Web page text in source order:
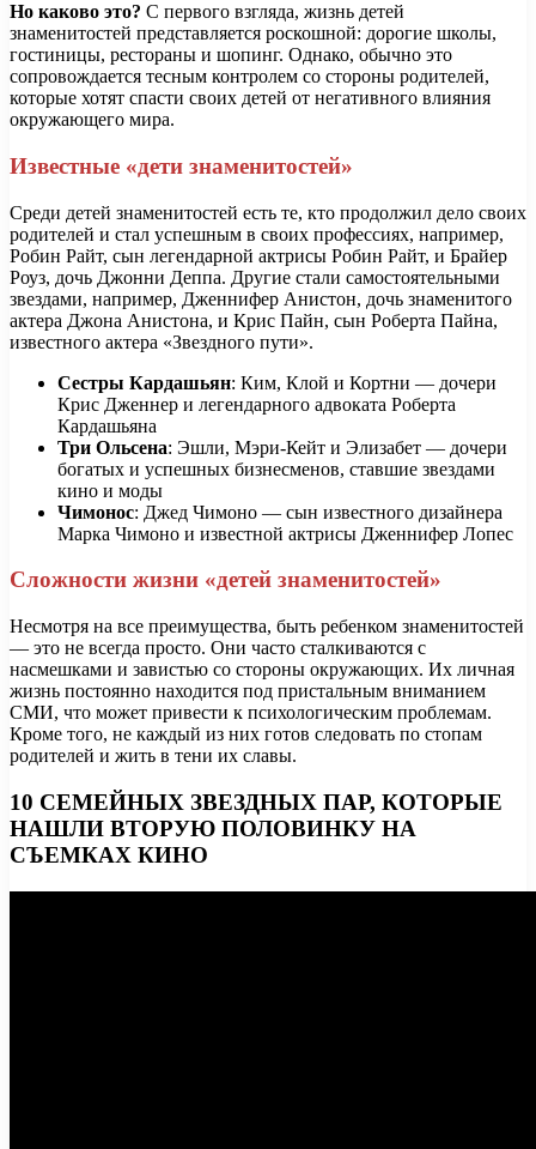
Но каково это? С первого взгляда, жизнь детей
знаменитостей представляется роскошной: дорогие школы,
гостиницы, рестораны и шопинг. Однако, обычно это
сопровождается тесным контролем со стороны родителей,
которые хотят спасти своих детей от негативного влияния
окружающего мира.
Известные «дети знаменитостей»
Среди детей знаменитостей есть те, кто продолжил дело своих
родителей и стал успешным в своих профессиях, например,
Робин Райт, сын легендарной актрисы Робин Райт, и Брайер
Роуз, дочь Джонни Деппа. Другие стали самостоятельными
звездами, например, Дженнифер Анистон, дочь знаменитого
актера Джона Анистона, и Крис Пайн, сын Роберта Пайна,
известного актера «Звездного пути».
Сестры Кардашьян: Ким, Клой и Кортни — дочери
Крис Дженнер и легендарного адвоката Роберта
Кардашьяна
Три Ольсена: Эшли, Мэри-Кейт и Элизабет — дочери
богатых и успешных бизнесменов, ставшие звездами
кино и моды
Чимонос: Джед Чимоно — сын известного дизайнера
Марка Чимоно и известной актрисы Дженнифер Лопес
Сложности жизни «детей знаменитостей»
Несмотря на все преимущества, быть ребенком знаменитостей
— это не всегда просто. Они часто сталкиваются с
насмешками и завистью со стороны окружающих. Их личная
жизнь постоянно находится под пристальным вниманием
СМИ, что может привести к психологическим проблемам.
Кроме того, не каждый из них готов следовать по стопам
родителей и жить в тени их славы.
10 СЕМЕЙНЫХ ЗВЕЗДНЫХ ПАР, КОТОРЫЕ
НАШЛИ ВТОРУЮ ПОЛОВИНКУ НА
СЪЕМКАХ КИНО